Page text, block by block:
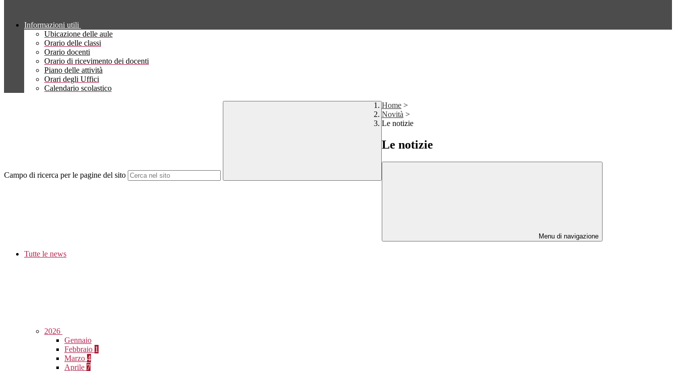
Informazioni utili
Ubicazione delle aule
Orario delle classi
Orario docenti
Orario di ricevimento dei docenti
Piano delle attività
Orari degli Uffici
Calendario scolastico
Campo di ricerca per le pagine del sito
Home >
Novità >
Le notizie
Le notizie
Menu di navigazione
Tutte le news
2026
Gennaio
Febbraio 1
Marzo 4
Aprile 7